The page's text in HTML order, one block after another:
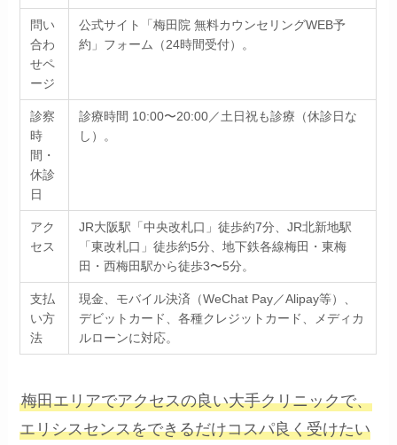
問い
合わ
せペ
ージ
公式サイト「梅田院 無料カウンセリングWEB予
約」フォーム（24時間受付）。
診察
時
間・
休診
日
診療時間 10:00〜20:00／土日祝も診療（休診日な
し）。
アク
セス
JR大阪駅「中央改札口」徒歩約7分、JR北新地駅
「東改札口」徒歩約5分、地下鉄各線梅田・東梅
田・西梅田駅から徒歩3〜5分。
支払
い方
法
現金、モバイル決済（WeChat Pay／Alipay等）、
デビットカード、各種クレジットカード、メディカ
ルローンに対応。
梅田エリアでアクセスの良い大手クリニックで、
エリシスセンスをできるだけコスパ良く受けたい